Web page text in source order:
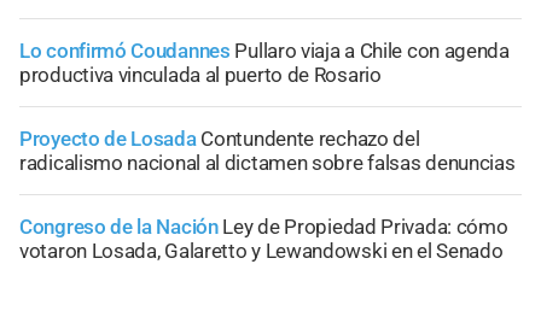
Lo confirmó Coudannes Pullaro viaja a Chile con agenda
productiva vinculada al puerto de Rosario
Proyecto de Losada Contundente rechazo del
radicalismo nacional al dictamen sobre falsas denuncias
Congreso de la Nación Ley de Propiedad Privada: cómo
votaron Losada, Galaretto y Lewandowski en el Senado